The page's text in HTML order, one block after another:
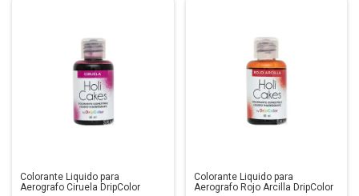
Colorante Liquido para
Aerografo Ciruela DripColor
Colorante Liquido para
Aerografo Rojo Arcilla DripColor